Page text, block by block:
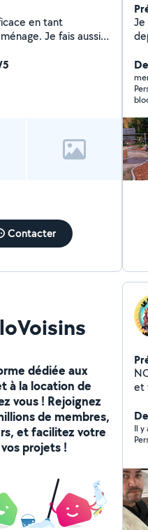
Je fais aussi
Contacter
Je
dédiée aux
à la location de
vous ! Rejoignez
de membres,
et facilitez votre
projets !
et
Il y